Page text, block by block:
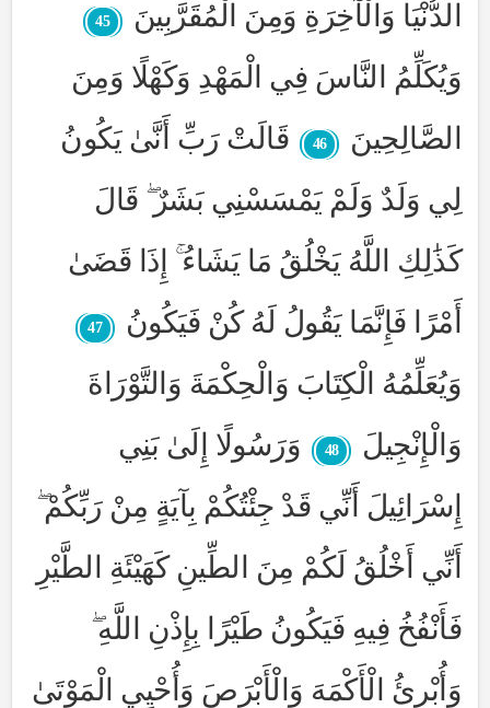
الدُّنْيَا وَالْآخِرَةِ وَمِنَ الْمُقَرَّبِينَ
45
وَيُكَلِّمُ النَّاسَ فِي الْمَهْدِ وَكَهْلًا وَمِنَ
الصَّالِحِينَ
46
قَالَتْ رَبِّ أَنَّىٰ يَكُونُ
لِي وَلَدٌ وَلَمْ يَمْسَسْنِي بَشَرٌ ۖ قَالَ
كَذَٰلِكِ اللَّهُ يَخْلُقُ مَا يَشَاءُ ۚ إِذَا قَضَىٰ
أَمْرًا فَإِنَّمَا يَقُولُ لَهُ كُنْ فَيَكُونُ
47
وَيُعَلِّمُهُ الْكِتَابَ وَالْحِكْمَةَ وَالتَّوْرَاةَ
وَالْإِنْجِيلَ
48
وَرَسُولًا إِلَىٰ بَنِي
إِسْرَائِيلَ أَنِّي قَدْ جِئْتُكُمْ بِآيَةٍ مِنْ رَبِّكُمْ ۖ
أَنِّي أَخْلُقُ لَكُمْ مِنَ الطِّينِ كَهَيْئَةِ الطَّيْرِ
فَأَنْفُخُ فِيهِ فَيَكُونُ طَيْرًا بِإِذْنِ اللَّهِ ۖ
وَأُبْرِئُ الْأَكْمَهَ وَالْأَبْرَصَ وَأُحْيِي الْمَوْتَىٰ